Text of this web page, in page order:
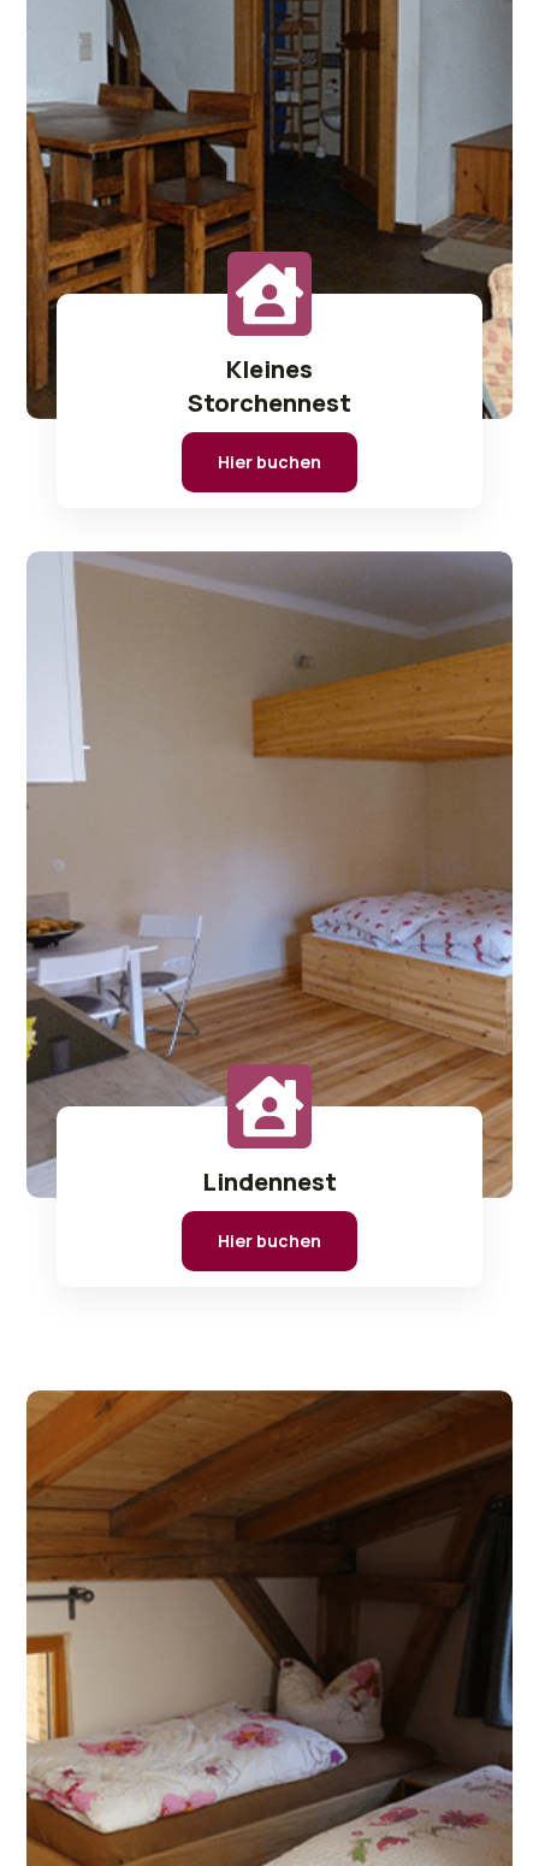
Kleines
Storchennest
Hier buchen
Lindennest
Hier buchen